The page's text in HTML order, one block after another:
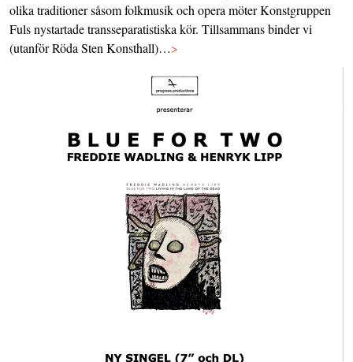
olika traditioner såsom folkmusik och opera möter Konstgruppen
Fuls nystartade transseparatistiska kör. Tillsammans binder vi
(utanför Röda Sten Konsthall)…>